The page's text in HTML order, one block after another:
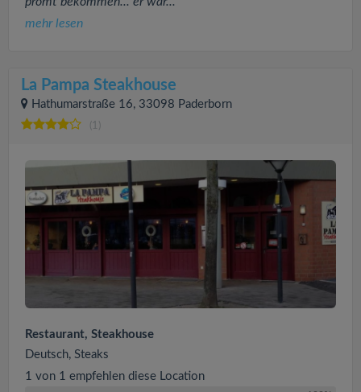
mehr lesen
La Pampa Steakhouse
Hathumarstraße 16, 33098 Paderborn
(1)
Restaurant, Steakhouse
Deutsch, Steaks
1 von 1 empfehlen diese Location